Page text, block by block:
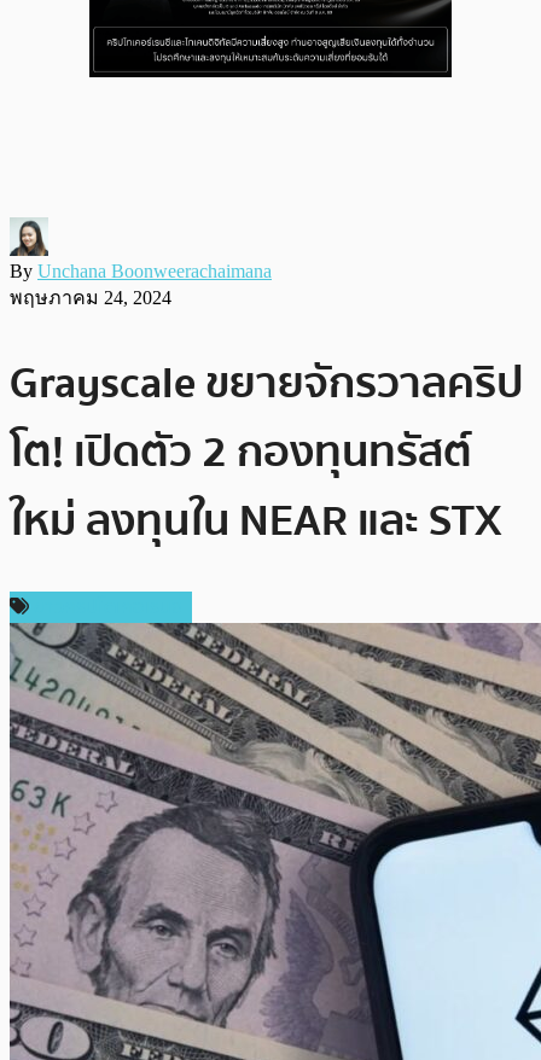
By Unchana Boonweerachaimana
พฤษภาคม 24, 2024
Grayscale ขยายจักรวาลคริป
โต! เปิดตัว 2 กองทุนทรัสต์
ใหม่ ลงทุนใน NEAR และ STX